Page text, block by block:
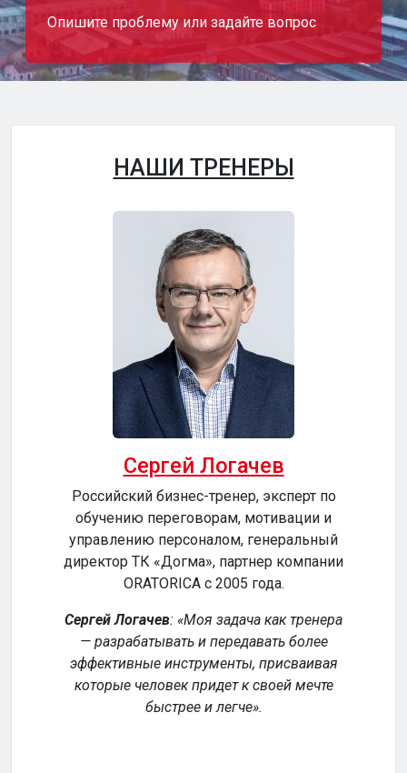
Опишите проблему или задайте вопрос
НАШИ ТРЕНЕРЫ
Сергей Логачев
Российский бизнес-тренер, эксперт по
обучению переговорам, мотивации и
управлению персоналом, генеральный
директор ТК «Догма», партнер компании
ORATORICA c 2005 года.
Сергей Логачев: Моя задача как тренера
— разрабатывать и передавать более
эффективные инструменты, присваивая
которые человек придет к своей мечте
быстрее и легче .